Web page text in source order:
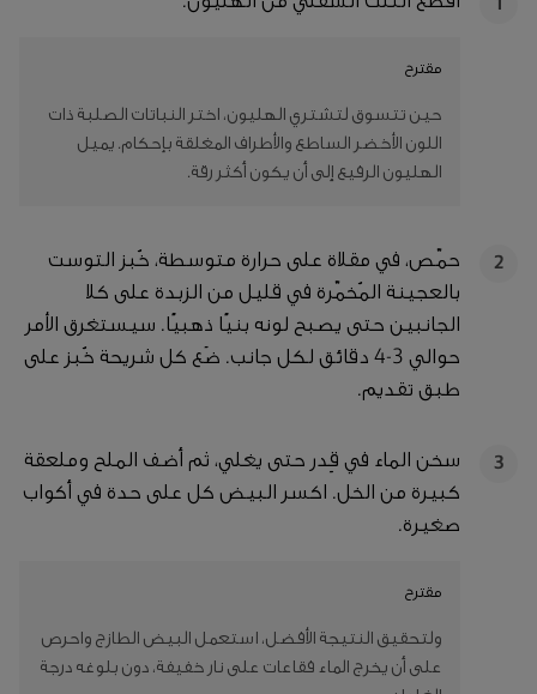
1
مقترح
حين تتسوق لتشتري الهليون، اختر النباتات الصلبة ذات
اللون الأخضر الساطع والأطراف المغلقة بإحكام. يميل
الهليون الرفيع إلى أن يكون أكثر رقة.
2
حمّص، في مقلاة على حرارة متوسطة، خُبز التوست
بالعجينة المُخمّرة في قليل من الزبدة على كلا
الجانبين حتى يصبح لونه بنيًا ذهبيًا. سيستغرق الأمر
حوالي 3-4 دقائق لكل جانب. ضَع كل شريحة خُبز على
طبق تقديم.
3
سخن الماء في قِدر حتى يغلي، ثم أضف الملح وملعقة
كبيرة من الخل. اكسر البيض كل على حدة في أكواب
صغيرة.
مقترح
ولتحقيق النتيجة الأفضل، استعمل البيض الطازج واحرص
على أن يخرج الماء فقاعات على نار خفيفة، دون بلوغه درجة